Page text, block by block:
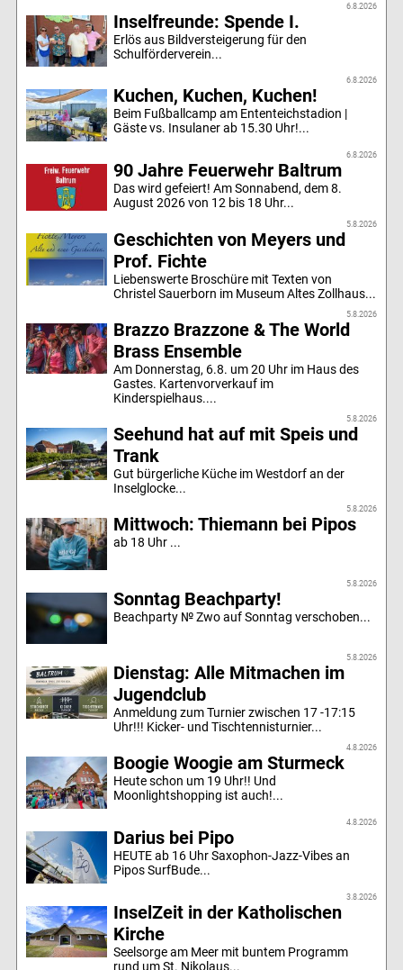
6.8.2026
Inselfreunde: Spende I.
Erlös aus Bildversteigerung für den
Schulförderverein...
6.8.2026
Kuchen, Kuchen, Kuchen!
Beim Fußballcamp am Ententeichstadion |
Gäste vs. Insulaner ab 15.30 Uhr!...
6.8.2026
90 Jahre Feuerwehr Baltrum
Das wird gefeiert! Am Sonnabend, dem 8.
August 2026 von 12 bis 18 Uhr...
5.8.2026
Geschichten von Meyers und
Prof. Fichte
Liebenswerte Broschüre mit Texten von
Christel Sauerborn im Museum Altes Zollhaus...
5.8.2026
Brazzo Brazzone & The World
Brass Ensemble
Am Donnerstag, 6.8. um 20 Uhr im Haus des
Gastes. Kartenvorverkauf im
Kinderspielhaus....
5.8.2026
Seehund hat auf mit Speis und
Trank
Gut bürgerliche Küche im Westdorf an der
Inselglocke...
5.8.2026
Mittwoch: Thiemann bei Pipos
ab 18 Uhr ...
5.8.2026
Sonntag Beachparty!
Beachparty № Zwo auf Sonntag verschoben...
5.8.2026
Dienstag: Alle Mitmachen im
Jugendclub
Anmeldung zum Turnier zwischen 17 -17:15
Uhr!!! Kicker- und Tischtennisturnier...
4.8.2026
Boogie Woogie am Sturmeck
Heute schon um 19 Uhr!! Und
Moonlightshopping ist auch!...
4.8.2026
Darius bei Pipo
HEUTE ab 16 Uhr Saxophon-Jazz-Vibes an
Pipos SurfBude...
3.8.2026
InselZeit in der Katholischen
Kirche
Seelsorge am Meer mit buntem Programm
rund um St. Nikolaus...